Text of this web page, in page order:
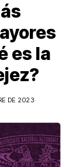
es la
DE 2023